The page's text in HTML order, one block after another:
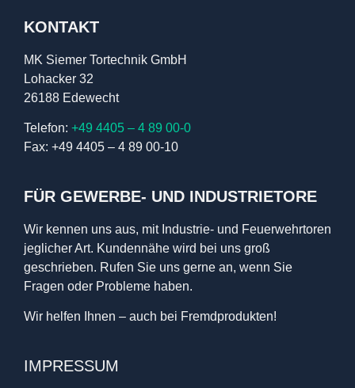
KONTAKT
MK Siemer Tortechnik GmbH
Lohacker 32
26188 Edewecht
Telefon: +49 4405 – 4 89 00-0
Fax: +49 4405 – 4 89 00-10
FÜR GEWERBE- UND INDUSTRIETORE
Wir kennen uns aus, mit Industrie- und Feuerwehrtoren
jeglicher Art. Kundennähe wird bei uns groß
geschrieben. Rufen Sie uns gerne an, wenn Sie
Fragen oder Probleme haben.
Wir helfen Ihnen – auch bei Fremdprodukten!
IMPRESSUM